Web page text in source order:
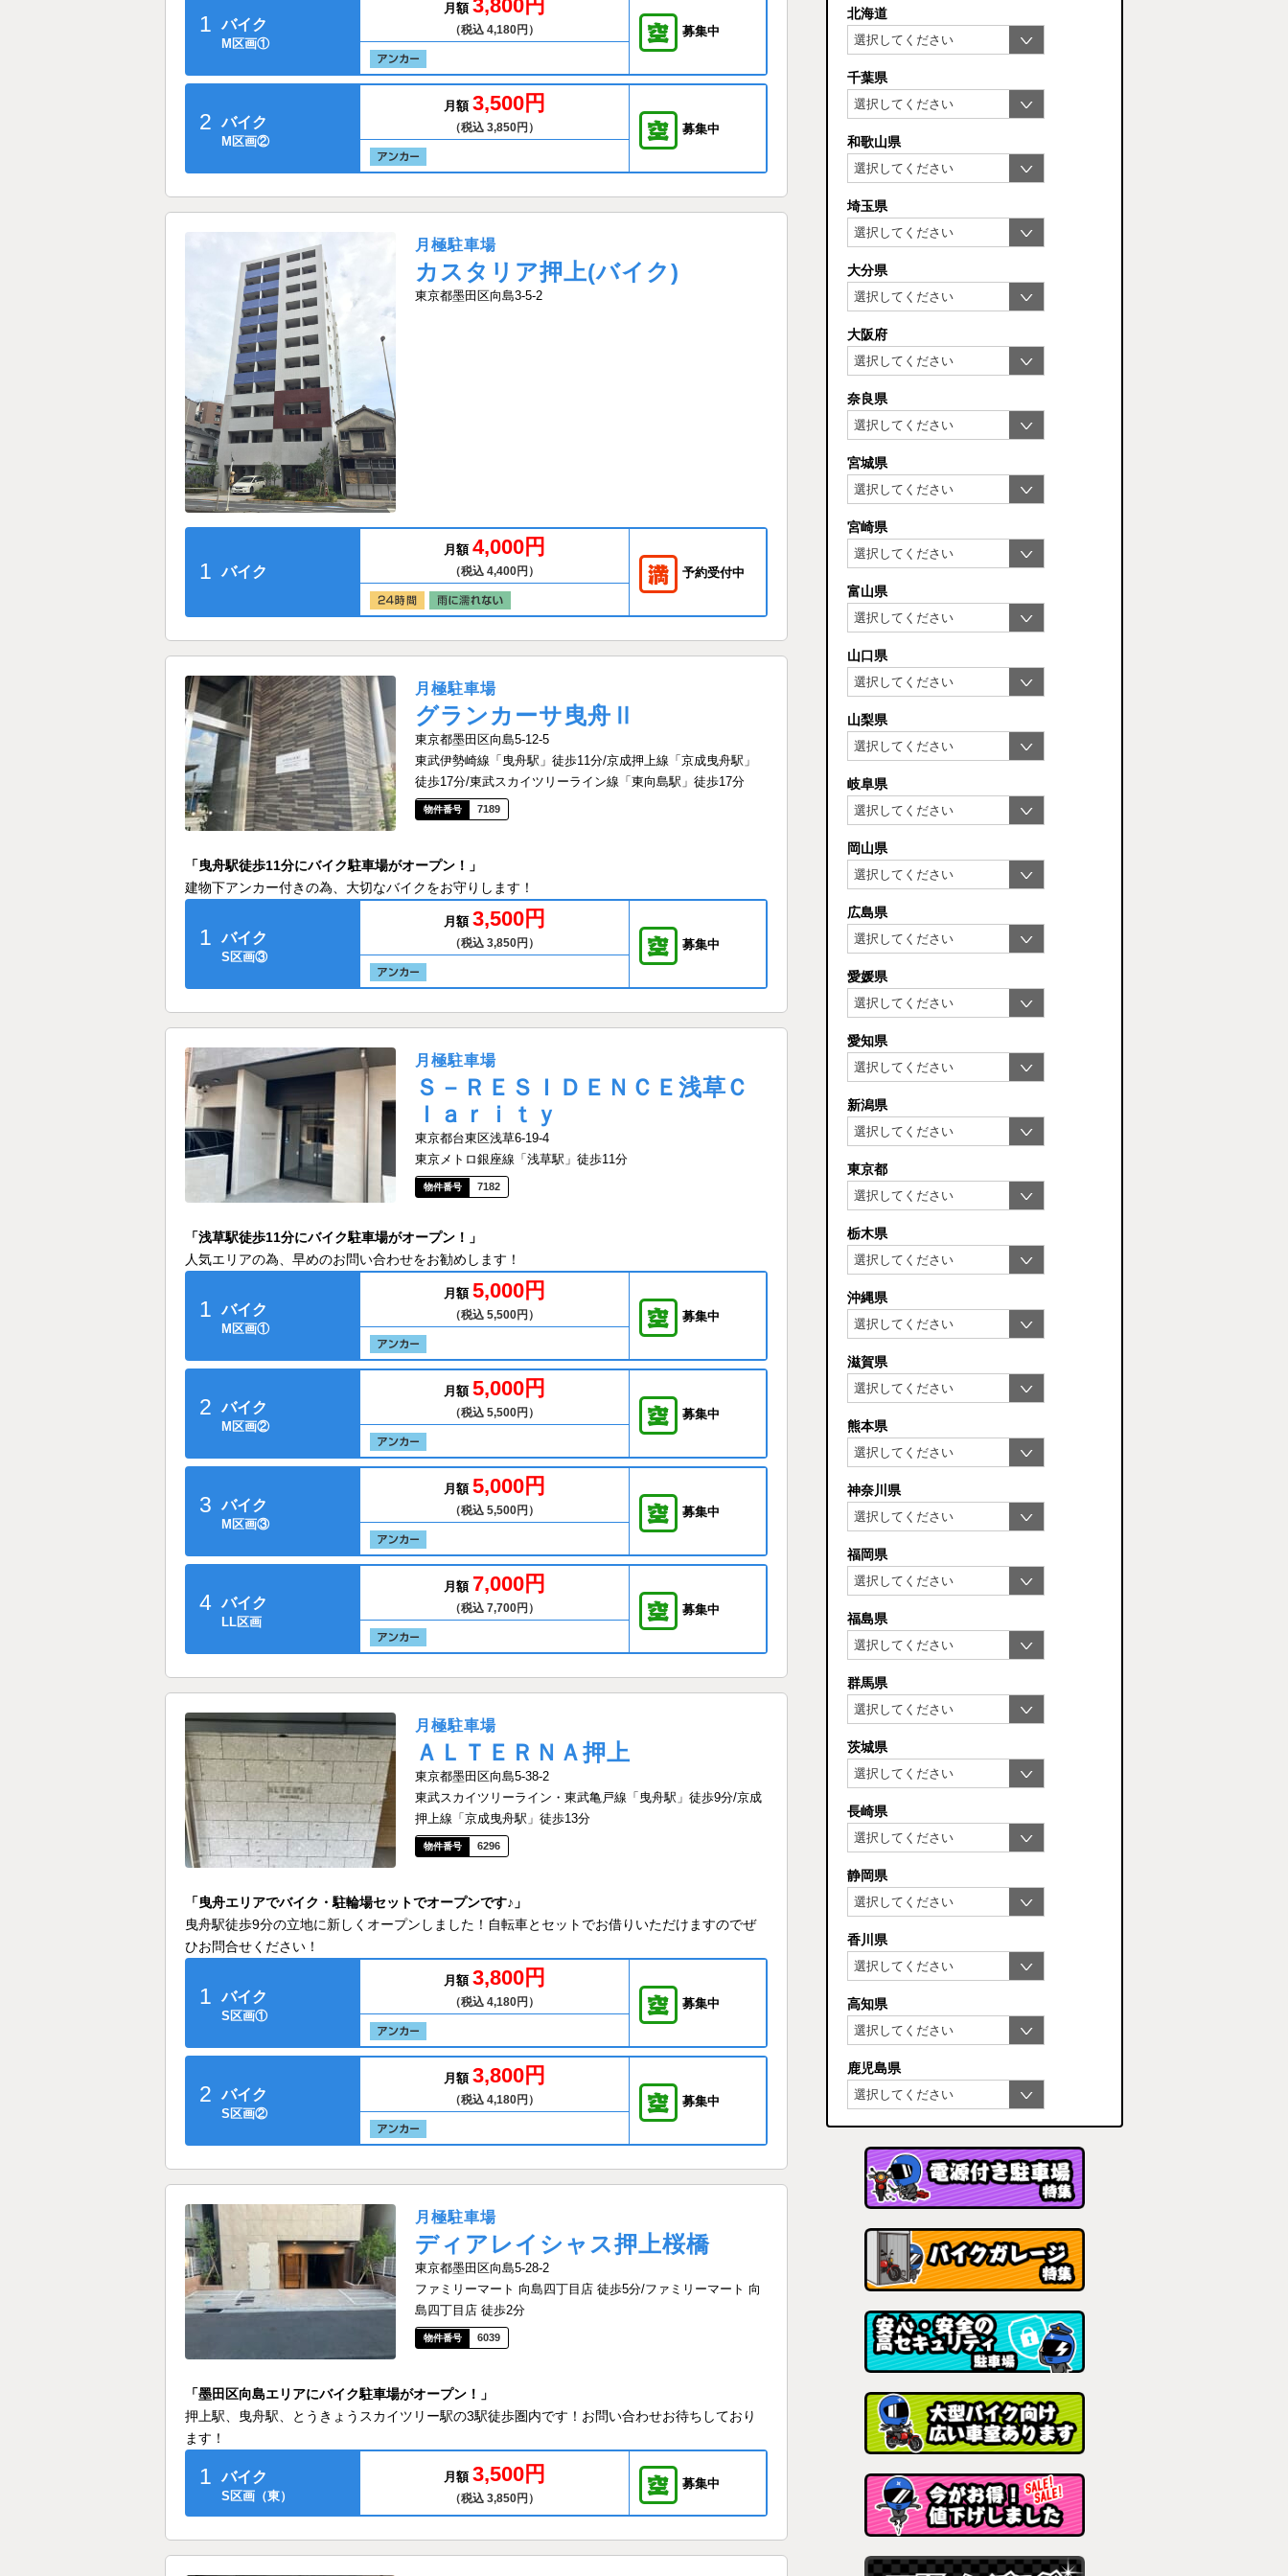
1 バイク
M区画①
月額 3,800円
（税込 4,180円） 募集中
2 バイク
M区画②
月額 3,500円
（税込 3,850円） 募集中
月極駐車場
カスタリア押上(バイク)
東京都墨田区向島3-5-2
1 バイク
月額 4,000円
（税込 4,400円） 予約受付中
月極駐車場
グランカーサ曳舟Ⅱ
東京都墨田区向島5-12-5
東武伊勢崎線「曳舟駅」徒歩11分/京成押上線「京成曳舟駅」
徒歩17分/東武スカイツリーライン線「東向島駅」徒歩17分
7189
「曳舟駅徒歩11分にバイク駐車場がオープン！」
建物下アンカー付きの為、大切なバイクをお守りします！
1 バイク
S区画③
月額 3,500円
（税込 3,850円） 募集中
月極駐車場
Ｓ－ＲＥＳＩＤＥＮＣＥ浅草Ｃ
ｌａｒｉｔｙ
東京都台東区浅草6-19-4
東京メトロ銀座線「浅草駅」徒歩11分
7182
「浅草駅徒歩11分にバイク駐車場がオープン！」
人気エリアの為、早めのお問い合わせをお勧めします！
1 バイク
M区画①
月額 5,000円
（税込 5,500円） 募集中
2 バイク
M区画②
月額 5,000円
（税込 5,500円） 募集中
3 バイク
M区画③
月額 5,000円
（税込 5,500円） 募集中
4 バイク
LL区画
月額 7,000円
（税込 7,700円） 募集中
月極駐車場
ＡＬＴＥＲＮＡ押上
東京都墨田区向島5-38-2
東武スカイツリーライン・東武亀戸線「曳舟駅」徒歩9分/京成
押上線「京成曳舟駅」徒歩13分
6296
「曳舟エリアでバイク・駐輪場セットでオープンです♪」
曳舟駅徒歩9分の立地に新しくオープンしました！自転車とセットでお借りいただけますのでぜ
ひお問合せください！
1 バイク
S区画①
月額 3,800円
（税込 4,180円） 募集中
2 バイク
S区画②
月額 3,800円
（税込 4,180円） 募集中
月極駐車場
ディアレイシャス押上桜橋
東京都墨田区向島5-28-2
ファミリーマート 向島四丁目店 徒歩5分/ファミリーマート 向
島四丁目店 徒歩2分
6039
「墨田区向島エリアにバイク駐車場がオープン！」
押上駅、曳舟駅、とうきょうスカイツリー駅の3駅徒歩圏内です！お問い合わせお待ちしており
ます！
1 バイク
S区画（東）
月額 3,500円
（税込 3,850円）
募集中
北海道
千葉県
和歌山県
埼玉県
大分県
大阪府
奈良県
宮城県
宮崎県
富山県
山口県
山梨県
岐阜県
岡山県
広島県
愛媛県
愛知県
新潟県
東京都
栃木県
沖縄県
滋賀県
熊本県
神奈川県
福岡県
福島県
群馬県
茨城県
長崎県
静岡県
香川県
高知県
鹿児島県